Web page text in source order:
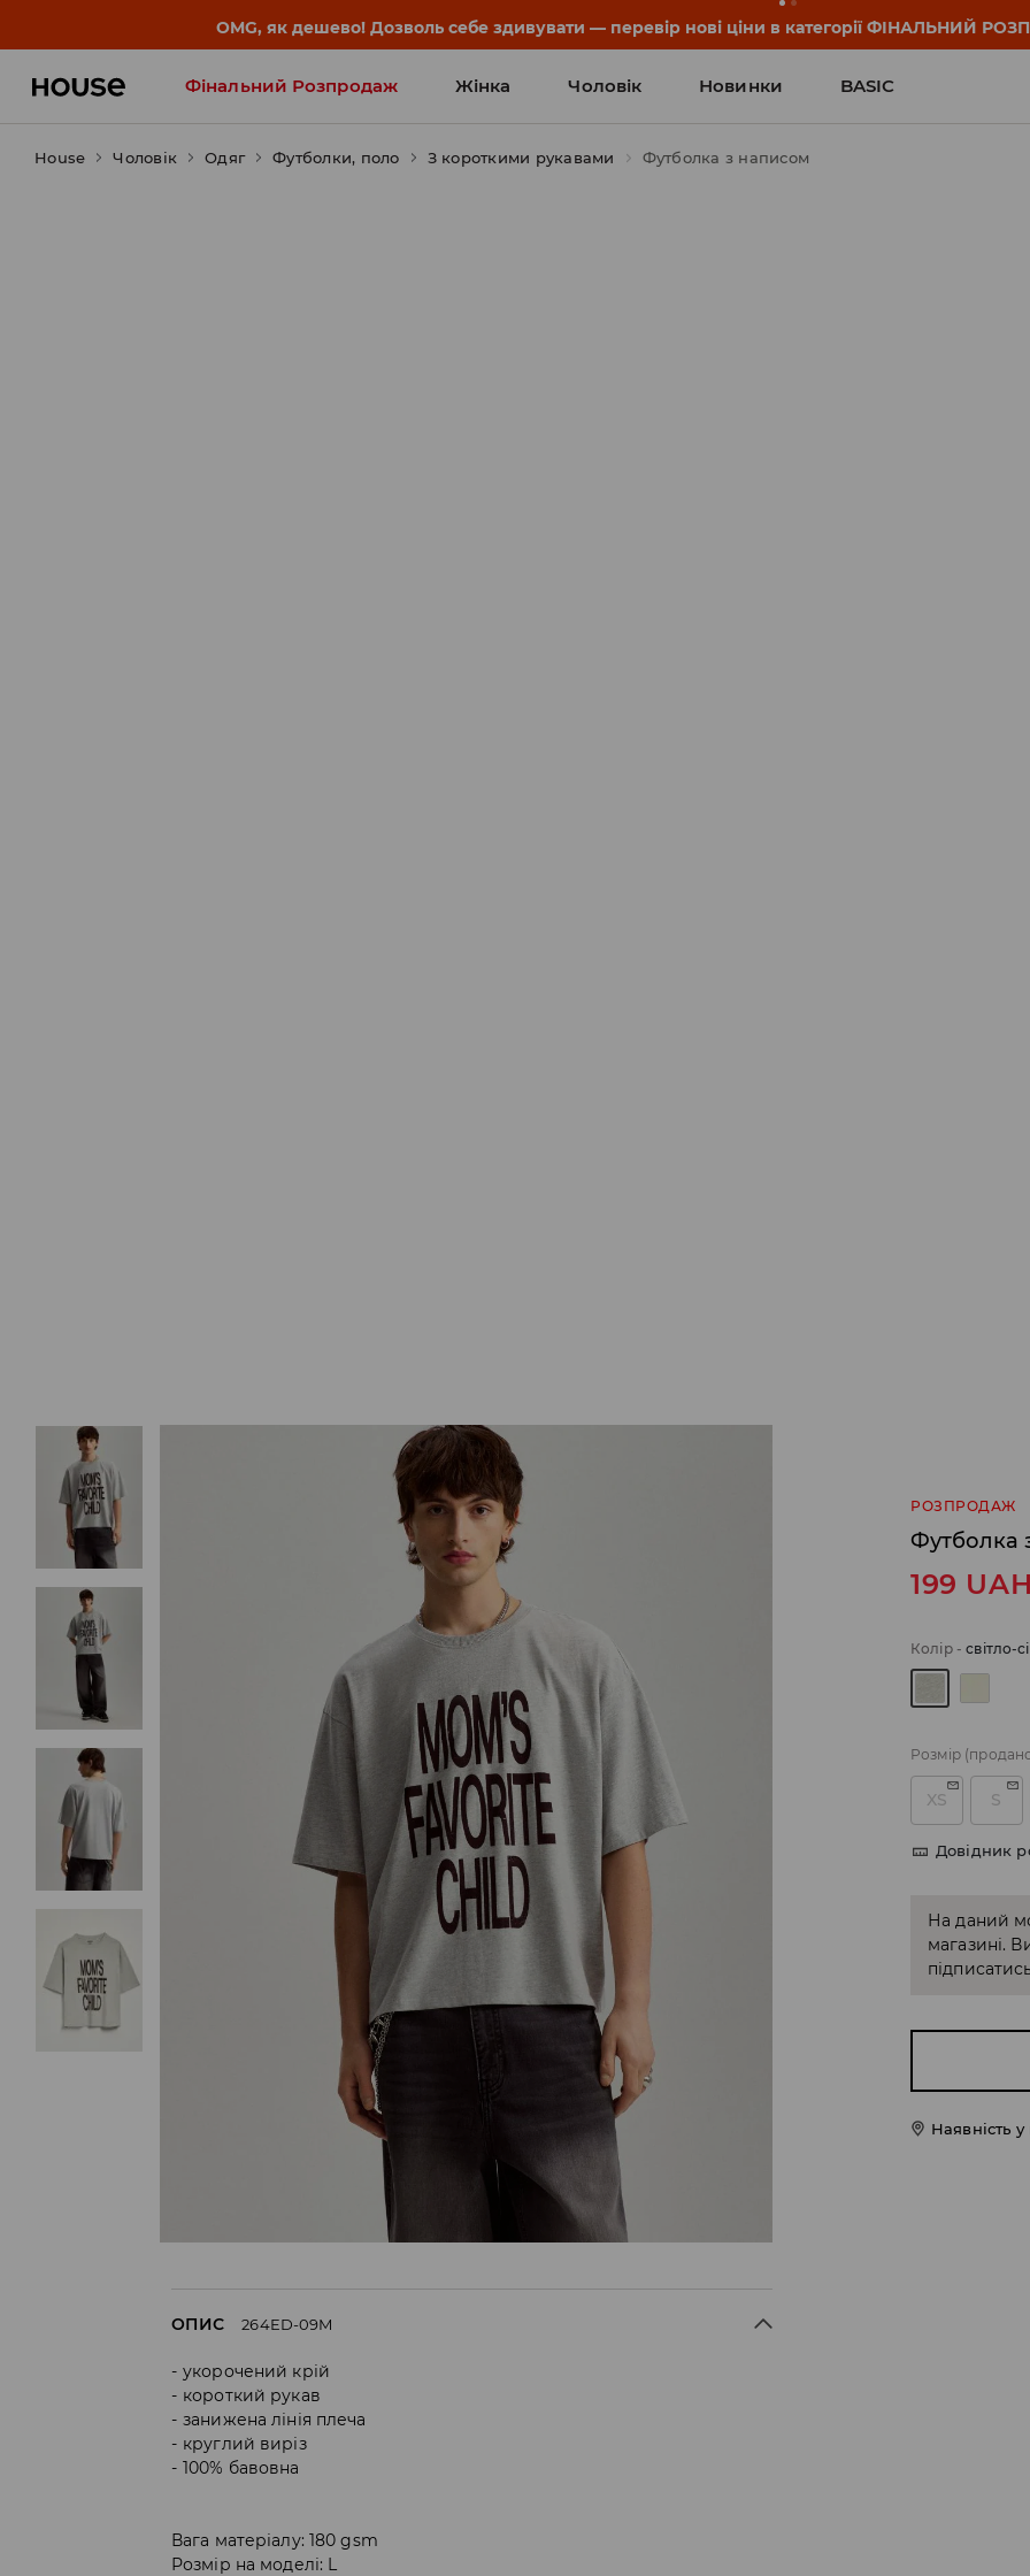
-30% на ПРОДУКТ ДНЯ 🛍️ Купон та деталі акції знайдеш у своєму обліковому записі 💸
Фінальний Розпродаж Жінка Чоловік Новинки BASIC
Influencers' Faves
House Чоловік Одяг Футболки, поло З короткими рукавами Футболка з написом
РОЗПРОДАЖ
Футболка
199 UAH
Колір-світло-
Розмір
XS S
Довідник
На даний
магазині.
Наявність у
ОПИС 264ED-09M
укорочений крій
короткий рукав
занижена лінія плеча
круглий виріз
100% бавовна
Вага матеріалу: 180 gsm
Розмір на моделі: L